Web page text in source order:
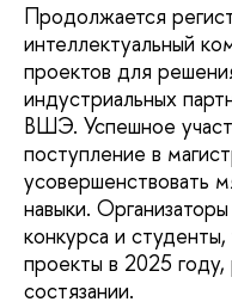
Продолжается
интеллектуальный
проектов для
индустриальных
ВШЭ. Успешное
поступление в
усовершенствовать
навыки.
конкурса и
проекты в 2025
состязании.